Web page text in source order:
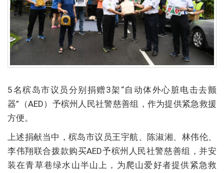
5名槟岛市议员分别捐赠3架“自动体外心脏电击去颤
器”（AED）予槟州人民社警慈善组，作为提供紧急救援
方便。
上述捐献当中，槟岛市议员王宇航、陈淑湘、林伟伦、
李伟翔联合拨款购买AED予槟州人民社警慈善组，并安
装在青草巷绿水山半山上，为爬山爱好者提供紧急救